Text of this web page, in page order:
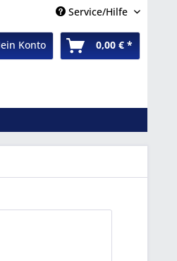
Service/Hilfe
Konto 0,00 € *